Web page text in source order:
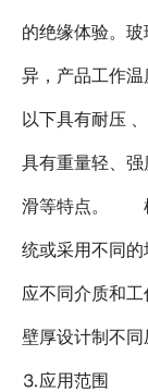
的绝缘体验。
异，产品工作温
以下具有耐压
具有重量轻、
滑等特点。 机
统或采用不同
应不同介质和
壁厚设计制不同
⒊应用范围